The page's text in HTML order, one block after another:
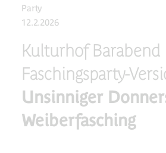
Party
12.2.2026
Kulturhof Barabend
Faschingsparty-
Unsinniger
Weiberfasching